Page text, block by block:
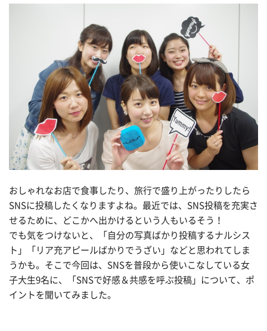
おしゃれなお店で食事したり、旅行で盛り上がったりしたら
SNSに投稿したくなりますよね。最近では、SNS投稿を充実さ
せるために、どこかへ出かけるという人もいるそう！
でも気をつけないと、「自分の写真ばかり投稿するナルシス
ト」「リア充アピールばかりでうざい」などと思われてしま
うかも。そこで今回は、SNSを普段から使いこなしている女
子大生9名に、「SNSで好感＆共感を呼ぶ投稿」について、ポ
イントを聞いてみました。